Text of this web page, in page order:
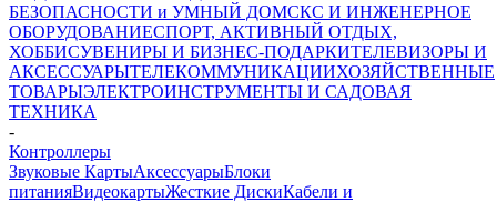
БЕЗОПАСНОСТИ и УМНЫЙ ДОМСКС И ИНЖЕНЕРНОЕ
ОБОРУДОВАНИЕСПОРТ, АКТИВНЫЙ ОТДЫХ,
ХОББИСУВЕНИРЫ И БИЗНЕС-ПОДАРКИТЕЛЕВИЗОРЫ И
АКСЕССУАРЫТЕЛЕКОММУНИКАЦИИХОЗЯЙСТВЕННЫЕ
ТОВАРЫЭЛЕКТРОИНСТРУМЕНТЫ И САДОВАЯ
ТЕХНИКА
-
Контроллеры
Звуковые КартыАксессуарыБлоки
питанияВидеокартыЖесткие ДискиКабели и